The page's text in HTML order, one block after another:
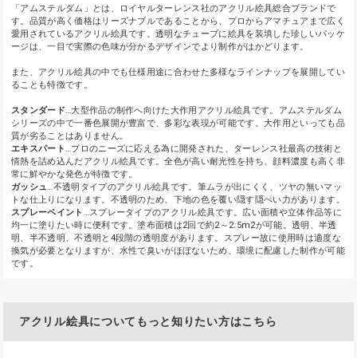
「アムステルダム」とは、ロイヤルターレンス社のアクリル絵具総合ブランドで
す。品質が高く価格はリーズナブルであることから、プロからアマチュアまで広く
愛用されているアクリル絵具です。透明なチューブに絵具を装填した珍しいパッケ
ージは、一目で実際の色味が分かるデザインでより制作がはかどります。
また、アクリル絵具の中でも仕様用途に合わせた多様なラインナップを展開してい
ることも特徴です。
スタンダード…大型作品の制作へ向けた大作用アクリル絵具です。アムステルダム
シリーズの中で一番色展開が豊富で、多彩な表現が可能です。大作用といっても品
質が劣ることはありません。
エキスパート …プロのニーズに応える為に開発された、ターレンス社最高の技術と
情熱を詰め込んだアクリル絵具です。全色が高い耐光性を持ち、顔料濃度も高く非
常に鮮やかな発色が特徴です。
ガッシュ…不透明タイプのアクリル絵具です。筆ムラが出にくく、ツヤの無いマッ
トな仕上りになります。不透明のため、下地の色を覆い隠す隠ぺい力があります。
スプレーペイント …スプレータイプのアクリル絵具です。広い面積や立体作品等に
均一に塗りたい時に便利です。塗布面積は2回で約2～2.5m2が可能。透明、半透
明、半不透明、不透明と4段階の透明度があります。スプレー故に使用時は適度な
換気が必要となりますが、水性で臭いがほぼないため、環境に配慮した制作が可能
です。
アクリル絵具についてもっと知りたい方はこちら